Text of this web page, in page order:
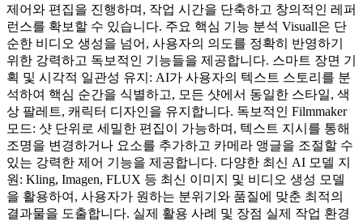
제어와 편집을 진행하며, 작업 시간을 단축하고 창의적인 레퍼
런스를 확보할 수 있습니다. 주요 핵심 기능 분석 Visuall은 단
순한 비디오 생성을 넘어, 사용자의 의도를 정확히 반영하기
위한 강력하고 독보적인 기능들을 제공합니다. 스마트 장면 기
획 및 시각적 일관성 유지: AI가 사용자의 텍스트 스토리를 분
석하여 핵심 순간을 식별하고, 모든 샷에서 동일한 스타일, 색
상 팔레트, 캐릭터 디자인을 유지합니다. 독보적인 Filmmaker
모드: 샷 단위로 세밀한 편집이 가능하며, 텍스트 지시를 통해
조명을 변경하거나 요소를 추가하고 카메라 앵글을 조절할 수
있는 강력한 제어 기능을 제공합니다. 다양한 최신 AI 모델 지
원: Kling, Imagen, FLUX 등 최신 이미지 및 비디오 생성 모델
을 활용하여, 사용자가 원하는 분위기와 품질에 맞춘 최적의
결과물을 도출합니다. 실제 활용 사례 및 장점 실제 작업 환경